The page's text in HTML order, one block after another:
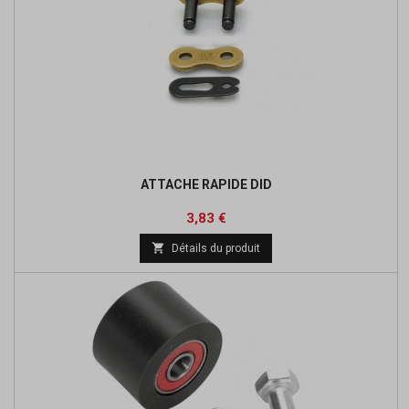
ATTACHE RAPIDE DID
Prix
3,83 €Prix
base
 Détails du produit